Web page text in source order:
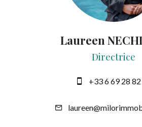
Laureen
Directrice
+33 6 69 28